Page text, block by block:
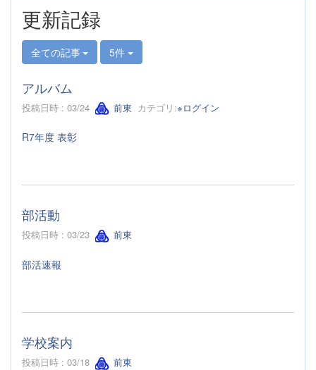
更新記録
全ての記事 5件
アルバム
投稿日時 : 03/24 前東 カテゴリ:※ログイン
R7年度 表彰
部活動
投稿日時 : 03/23 前東
部活速報
学校案内
投稿日時 : 03/18 前東